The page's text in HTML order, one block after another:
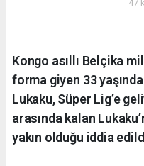
47
Kongo asıllı Belçika
forma giyen 33
Lukaku, Süper Lig’e
arasında kalan
yakın olduğu iddia